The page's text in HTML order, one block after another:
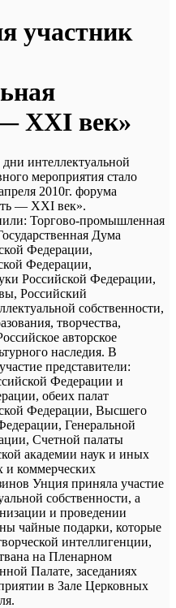
участник
XXI век»
интеллектуальной
мероприятия стало
2010г. форума
— XXI век».
Торгово-промышленная
Дума
Федерации,
Федерации,
Российской Федерации,
Российский
собственности,
творчества,
авторское
наследия. В
представители:
Федерации и
обеих палат
Федерации, Высшего
Генеральной
Счетной палаты
академии наук и иных
и коммерческих
Унция приняла участие
собственности, а
и проведении
чайные подарки, которые
интеллигенции,
на Пленарном
Палате, заседаниях
в Зале Церковных